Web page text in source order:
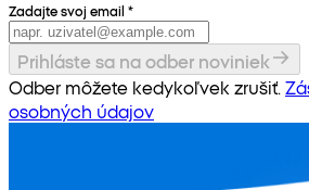
Zadajte svoj email *
Prihláste sa na odber noviniek
Odber môžete kedykoľvek zrušiť.
osobných údajov